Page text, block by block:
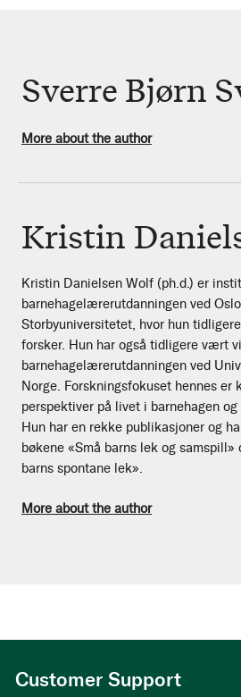
Sverre Bjørn
More about the author
Kristin
Kristin Danielsen Wolf (ph.d.) er
barnehagelærerutdanningen ved
Storbyuniversitetet, hvor hun
forsker. Hun har også tidligere vært
barnehagelærerutdanningen ved
Norge. Forskningsfokuset hennes
perspektiver på livet i barnehagen
Hun har en rekke publikasjoner og
bøkene «Små barns lek og
barns spontane lek».
More about the author
Customer Support